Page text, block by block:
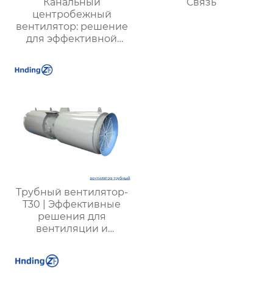
центробежный
вентилятор: решение
для эффективной
Трубный вентилятор-
T30 | Эффективные
решения для
вентиляции и
Прочные и надежные
системы вентиляции